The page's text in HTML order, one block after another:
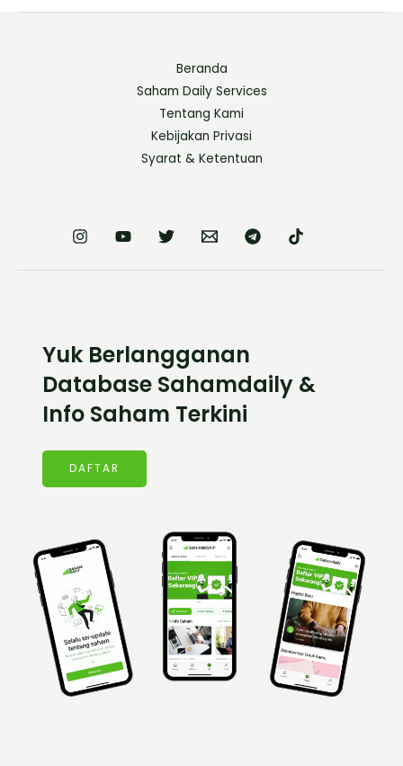
Beranda
Saham Daily Services
Tentang Kami
Kebijakan Privasi
Syarat & Ketentuan
Yuk Berlangganan
Database Sahamdaily &
Info Saham Terkini
DAFTAR